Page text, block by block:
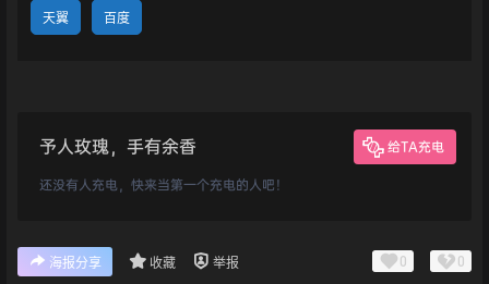
天翼 百度
予人玫瑰，手有余香 给TA充电
还没有人充电，快来当第一个充电的人吧！
海报分享 收藏 举报 0 0